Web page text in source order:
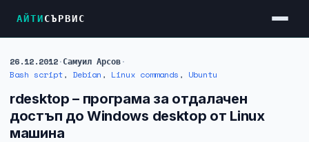
АЙТИСЪРВИС
Услуги
Достъп до Интернет
Резервен Интернет
26.12.2012·Самуил Арсов·
Bash script, Debian , Linux commands , Ubuntu
rdesktop – програма за отдалачен
достъп до Windows desktop от Linux
машина